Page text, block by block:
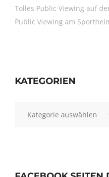
Tolles Public Viewing auf
Public Viewing am
KATEGORIEN